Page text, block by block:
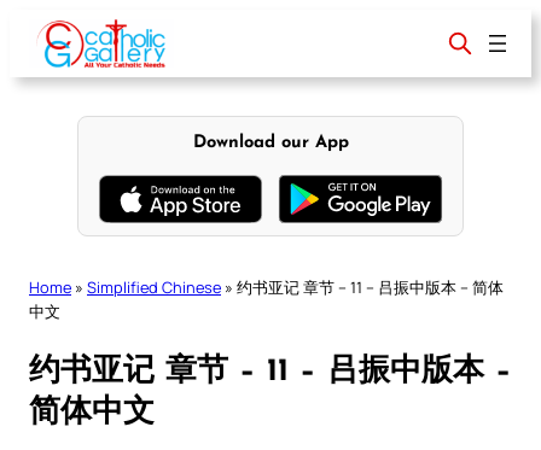
content
Download our App
Home » Simplified Chinese » 约书亚记 章节 – 11 – 吕振中版本 – 简体
中文
约书亚记 章节 – 11 – 吕振中版本 –
简体中文